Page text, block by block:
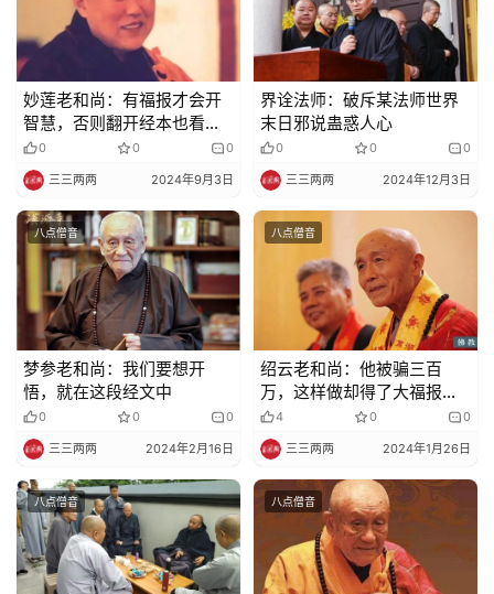
妙莲老和尚：有福报才会开
智慧，否则翻开经本也看不
懂0 0 0
三三两两 2024年9月3日
界诠法师：破斥某法师世界
末日邪说蛊惑人心
0 0 0
三三两两 2024年12月3日
八点僧音
梦参老和尚：我们要想开
悟，就在这段经文中
0 0 0
三三两两 2024年2月16日
八点僧音
绍云老和尚：他被骗三百
万，这样做却得了大福报
——这就叫培大福报、积大
阴德
4 0 0
三三两两 2024年1月26日
八点僧音 八点僧音